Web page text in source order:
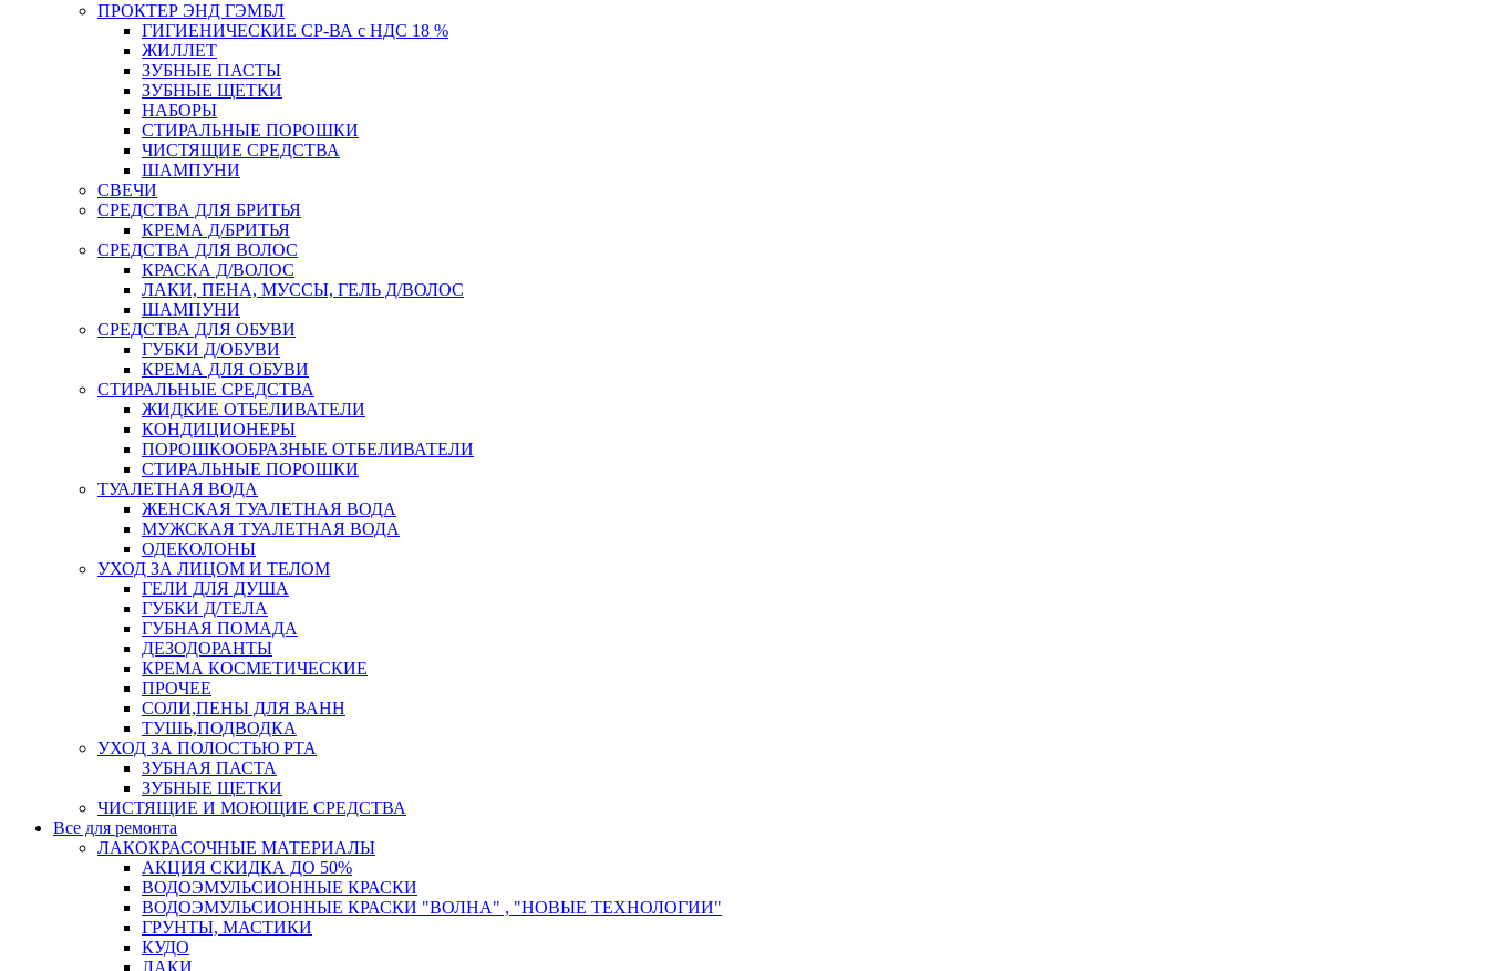
ПРОКТЕР ЭНД ГЭМБЛ
ГИГИЕНИЧЕСКИЕ СР-ВА с НДС 18 %
ЖИЛЛЕТ
ЗУБНЫЕ ПАСТЫ
ЗУБНЫЕ ЩЕТКИ
НАБОРЫ
СТИРАЛЬНЫЕ ПОРОШКИ
ЧИСТЯЩИЕ СРЕДСТВА
ШАМПУНИ
СВЕЧИ
СРЕДСТВА ДЛЯ БРИТЬЯ
КРЕМА Д/БРИТЬЯ
СРЕДСТВА ДЛЯ ВОЛОС
КРАСКА Д/ВОЛОС
ЛАКИ, ПЕНА, МУССЫ, ГЕЛЬ Д/ВОЛОС
ШАМПУНИ
СРЕДСТВА ДЛЯ ОБУВИ
ГУБКИ Д/ОБУВИ
КРЕМА ДЛЯ ОБУВИ
СТИРАЛЬНЫЕ СРЕДСТВА
ЖИДКИЕ ОТБЕЛИВАТЕЛИ
КОНДИЦИОНЕРЫ
ПОРОШКООБРАЗНЫЕ ОТБЕЛИВАТЕЛИ
СТИРАЛЬНЫЕ ПОРОШКИ
ТУАЛЕТНАЯ ВОДА
ЖЕНСКАЯ ТУАЛЕТНАЯ ВОДА
МУЖСКАЯ ТУАЛЕТНАЯ ВОДА
ОДЕКОЛОНЫ
УХОД ЗА ЛИЦОМ И ТЕЛОМ
ГЕЛИ ДЛЯ ДУША
ГУБКИ Д/ТЕЛА
ГУБНАЯ ПОМАДА
ДЕЗОДОРАНТЫ
КРЕМА КОСМЕТИЧЕСКИЕ
ПРОЧЕЕ
СОЛИ,ПЕНЫ ДЛЯ ВАНН
ТУШЬ,ПОДВОДКА
УХОД ЗА ПОЛОСТЬЮ РТА
ЗУБНАЯ ПАСТА
ЗУБНЫЕ ЩЕТКИ
ЧИСТЯЩИЕ И МОЮЩИЕ СРЕДСТВА
Все для ремонта
ЛАКОКРАСОЧНЫЕ МАТЕРИАЛЫ
АКЦИЯ СКИДКА ДО 50%
ВОДОЭМУЛЬСИОННЫЕ КРАСКИ
ВОДОЭМУЛЬСИОННЫЕ КРАСКИ "ВОЛНА" , "НОВЫЕ ТЕХНОЛОГИИ"
ГРУНТЫ, МАСТИКИ
КУДО